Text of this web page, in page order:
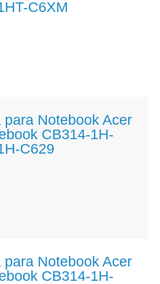
C6XM
para Notebook Acer
CB314-1H-
C629
para Notebook Acer
CB314-1H-